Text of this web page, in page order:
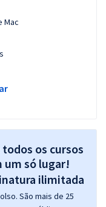
Mac
os cursos
um só lugar!
São mais de 25